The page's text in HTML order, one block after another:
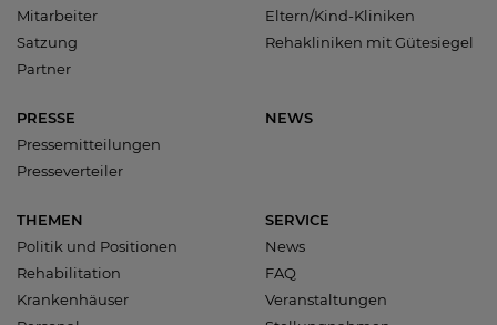
Mitarbeiter
Satzung
Partner
Eltern/Kind-Kliniken
Rehakliniken mit Gütesiegel
PRESSE
Pressemitteilungen
Presseverteiler
NEWS
THEMEN
Politik und Positionen
Rehabilitation
Krankenhäuser
SERVICE
News
FAQ
Veranstaltungen